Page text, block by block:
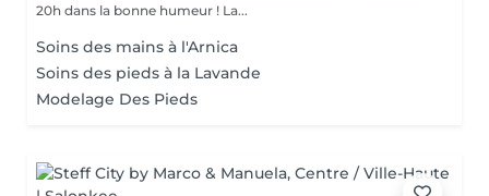
20h dans la bonne humeur ! La...
Soins des mains à l'Arnica
Soins des pieds à la Lavande
Modelage Des Pieds